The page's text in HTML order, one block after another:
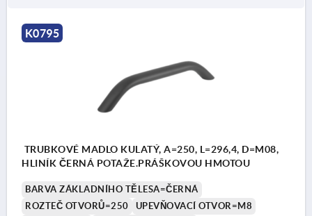
K0795
TRUBKOVÉ MADLO KULATÝ, A=250, L=296,4, D=M08,
HLINÍK ČERNÁ POTAŽE.PRÁŠKOVOU HMOTOU
BARVA ZÁKLADNÍHO TĚLESA=ČERNÁ
ROZTEČ OTVORŮ=250
UPEVŇOVACÍ OTVOR=M8